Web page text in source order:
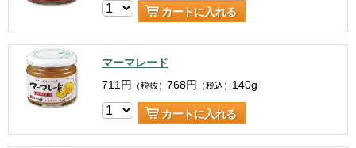
カートに入れる
マーマレード
711 円 （税抜） 768円 （税込） 140g
カートに入れる